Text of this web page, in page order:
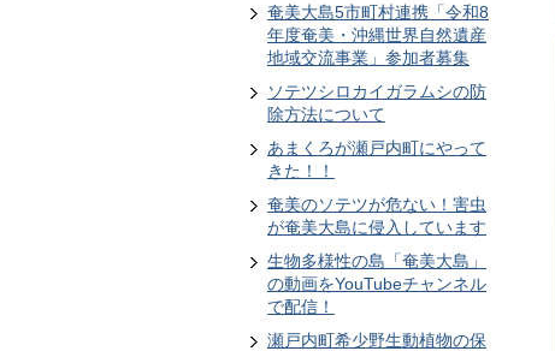
奄美大島5市町村連携「令和8
年度奄美・沖縄世界自然遺産
地域交流事業」参加者募集
ソテツシロカイガラムシの防
除方法について
あまくろが瀬戸内町にやって
きた！！
奄美のソテツが危ない！害虫
が奄美大島に侵入しています
生物多様性の島「奄美大島」
の動画をYouTubeチャンネル
で配信！
瀬戸内町希少野生動植物の保